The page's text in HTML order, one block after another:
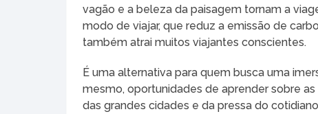
vagão e a beleza da paisagem tornam a
modo de viajar, que reduz a emissão de
também atrai muitos viajantes conscientes.
É uma alternativa para quem busca uma
mesmo, oportunidades de aprender sobre
das grandes cidades e da pressa do